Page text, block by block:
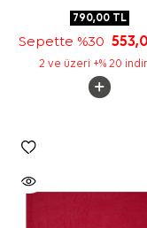
790,00TL
Sepette %30
2 ve üzeri +% 20